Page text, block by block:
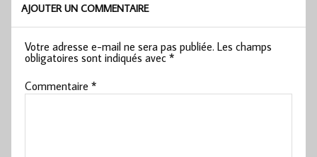
AJOUTER UN COMMENTAIRE
Votre adresse e-mail ne sera pas publiée. Les champs
obligatoires sont indiqués avec*
Commentaire*